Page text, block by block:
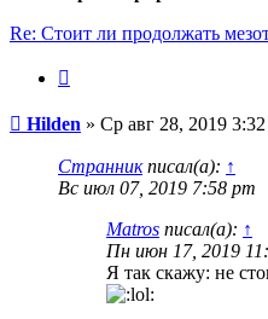
Re: Стоит ли продолжать
Сообщение
Hilden » Ср авг 28, 2019
Странникписал(а): ↑
Вс июл 07, 2019 7:58 pm
Matros писал(а): ↑
Пн июн 17, 2019
Я так скажу: не